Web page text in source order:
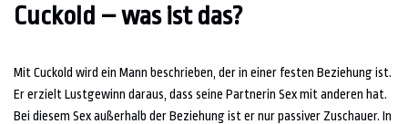
Cuckold – was ist das?
Mit Cuckold wird ein Mann beschrieben, der in einer festen Beziehung ist.
Er erzielt Lustgewinn daraus, dass seine Partnerin Sex mit anderen hat.
Bei diesem Sex außerhalb der Beziehung ist er nur passiver Zuschauer. In